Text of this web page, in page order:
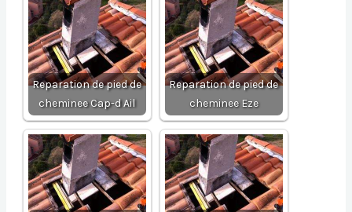
Reparation de pied de
cheminee Cap-d Ail
Reparation de pied de
cheminee Eze